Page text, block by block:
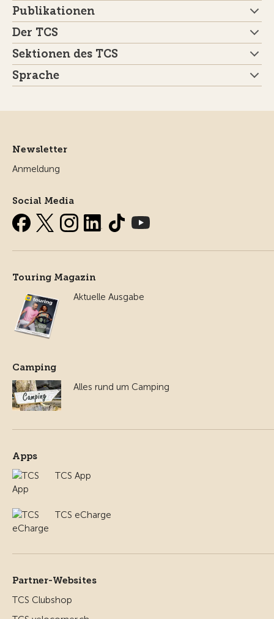
Publikationen
Der TCS
Sektionen des TCS
Sprache
Newsletter
Anmeldung
Social Media
Touring Magazin
Aktuelle Ausgabe
Camping
Alles rund um Camping
Apps
TCS App
TCS eCharge
Partner-Websites
TCS Clubshop